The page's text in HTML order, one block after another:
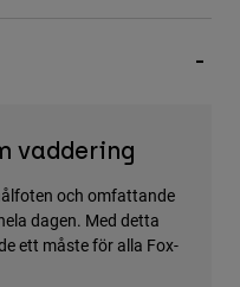
vaddering
och omfattande
dagen. Med detta
ett måste för alla Fox-